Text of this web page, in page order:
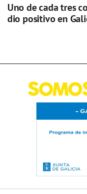
Uno de cada tres
dio positivo en